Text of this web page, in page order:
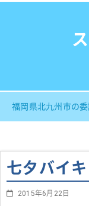
福岡県北九州市の
七夕バイ
2015年6月22日